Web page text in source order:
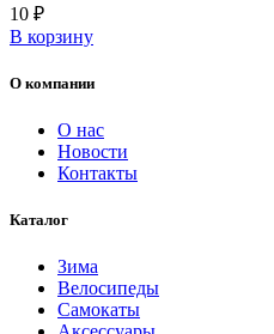
10 ₽
В корзину
О компании
О нас
Новости
Контакты
Каталог
Зима
Велосипеды
Самокаты